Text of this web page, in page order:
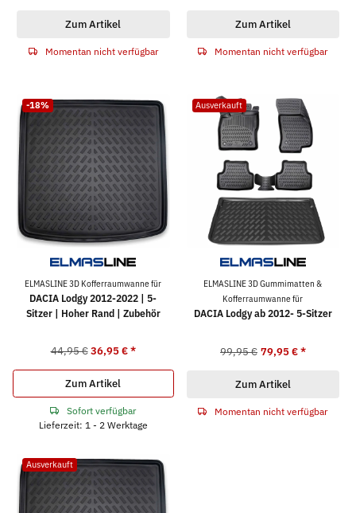
Zum Artikel
Momentan nicht verfügbar
Zum Artikel
Momentan nicht verfügbar
-18%
ELMASLINE 3D Kofferraumwanne für
DACIA Lodgy 2012-2022 | 5-
Sitzer | Hoher Rand | Zubehör
44,95 € 36,95 €*
Zum Artikel
Sofort verfügbar
Lieferzeit: 1 - 2 Werktage
Ausverkauft
ELMASLINE 3D Gummimatten &
Kofferraumwanne für
DACIA Lodgy ab 2012- 5-Sitzer
99,95 € 79,95 €*
Zum Artikel
Momentan nicht verfügbar
Ausverkauft